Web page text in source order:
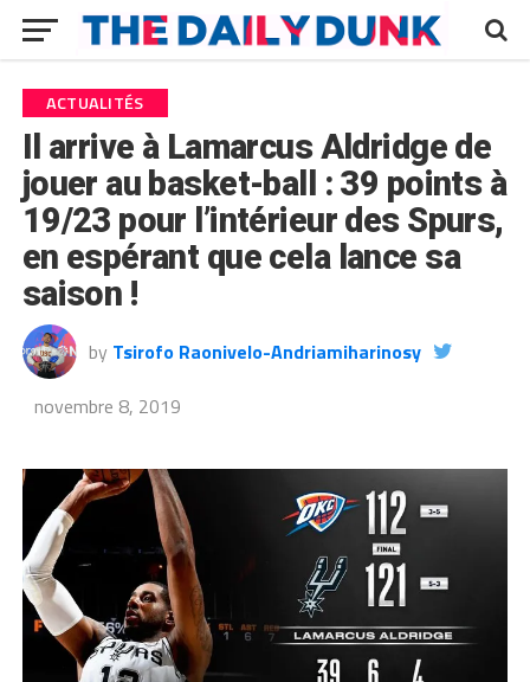
ACTUALITÉS
Il arrive à Lamarcus Aldridge de
jouer au basket-ball : 39 points à
19/23 pour l’intérieur des Spurs,
en espérant que cela lance sa
saison !
by Tsirofo Raonivelo-Andriamiharinosy
novembre 8, 2019